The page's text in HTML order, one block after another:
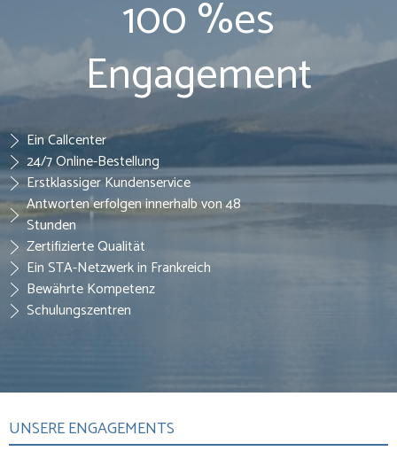
100 %es
Engagement
Ein Callcenter
24/7 Online-Bestellung
Erstklassiger Kundenservice
Antworten erfolgen innerhalb von 48
Stunden
Zertifizierte Qualität
Ein STA-Netzwerk in Frankreich
Bewährte Kompetenz
Schulungszentren
UNSERE ENGAGEMENTS